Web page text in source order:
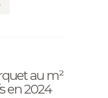
au m²
en 2024